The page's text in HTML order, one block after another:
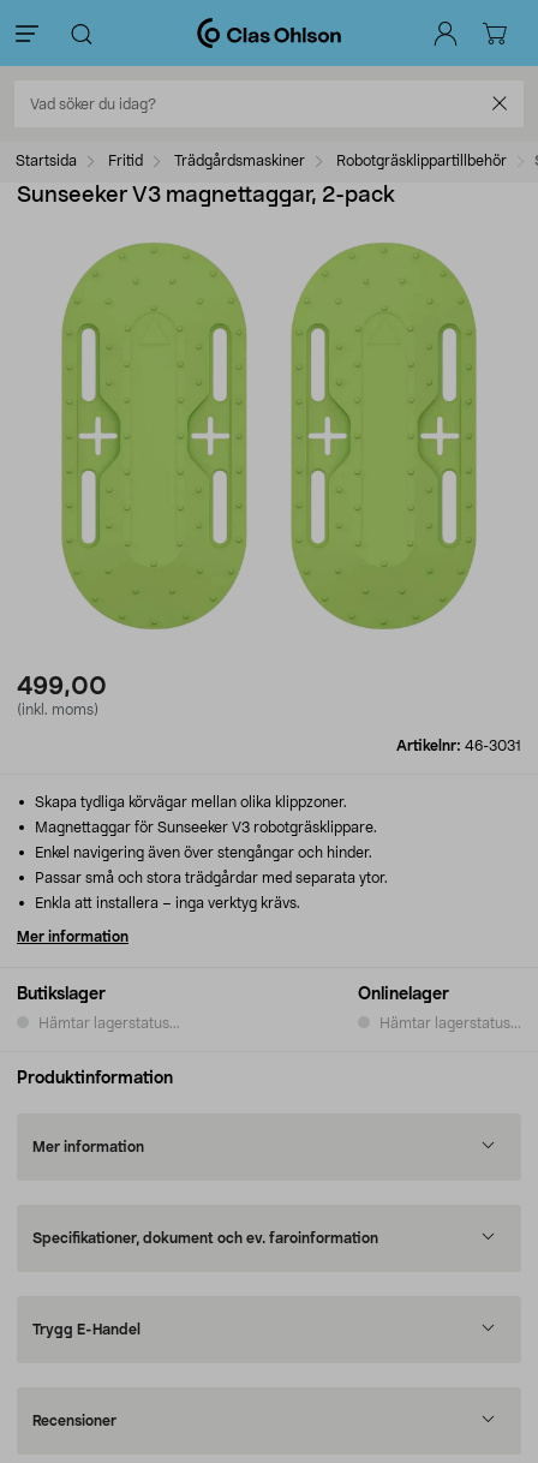
Startsida Fritid Trädgårdsmaskiner Robotgräsklippartillbehör
Sunseeker V3 magnettaggar, 2-pack
499,00
(inkl. moms)
Artikelnr: 46-3031
Butikslager
Hämtar lagerstatus...
Onlinelager
Hämtar lagerstatus...
Skapa tydliga körvägar mellan olika klippzoner.
Magnettaggar för Sunseeker V3 robotgräsklippare.
Enkel navigering även över stengångar och hinder.
Passar små och stora trädgårdar med separata ytor.
Enkla att installera – inga verktyg krävs.
Mer information
Produktinformation
Mer information
Specifikationer, dokument och ev. faroinformation
Trygg E-Handel
Recensioner